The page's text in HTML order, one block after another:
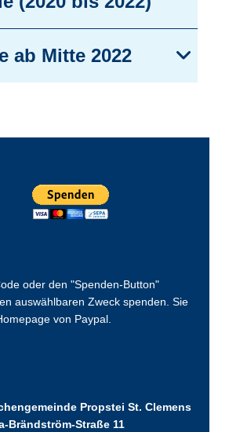
ab Mitte 2022
oder den "Spenden-Button"
auswählbaren Zweck spenden. Sie
von Paypal.
Propstei St. Clemens
Brändström-Straße 11